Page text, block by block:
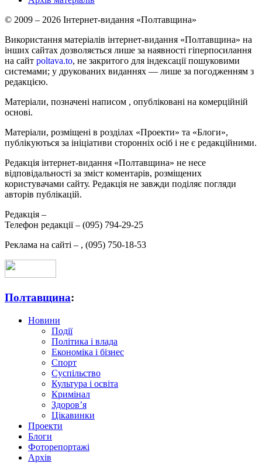
© 2009 – 2026 Інтернет-видання «Полтавщина»
Використання матеріалів інтернет-видання «Полтавщина» на
інших сайтах дозволяється лише за наявності гіперпосилання
на сайт poltava.to, не закритого для індексації пошуковими
системами; у друкованих виданнях — лише за погодженням з
редакцією.
Матеріали, позначені написом , опубліковані на комерційній
основі.
Матеріали, розміщені в розділах «Проекти» та «Блоги»,
публікуються за ініціативи сторонніх осіб і не є редакційними.
Редакція інтернет-видання «Полтавщина» не несе
відповідальності за зміст коментарів, розміщених
користувачами сайту. Редакція не завжди поділяє погляди
авторів публікацій.
Редакція –
Телефон редакції – (095) 794-29-25
Реклама на сайті – , (095) 750-18-53
Полтавщина:
Новини
Події
Політика і влада
Економіка і бізнес
Спорт
Суспільство
Культура і освіта
Кримінал
Здоров’я
Цікавинки
Проекти
Блоги
Фоторепортажі
Архів